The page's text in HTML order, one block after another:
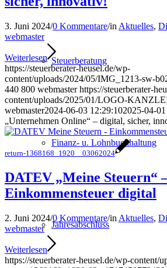
Steuerberatung
Finanz- u. Lohnbuchhaltung
Jahresabschluss
3. Juni 2024/0 Kommentare/in Aktuelles,
webmaster
Weiterlesen
https://steuerberater-heusel.de/wp-
content/uploads/2024/05/IMG_1213-sw-
440 800 webmaster https://steuerberater-
content/uploads/2025/01/LOGO-
webmaster2024-06-03 12:29:102025-04-
„Unternehmen Online“ – digital, sicher,
return-1368168_1920 _ 03062024
DATEV „Meine Steuern“
Einkommensteuer digital
2. Juni 2024/0 Kommentare/in Aktuelles,
webmaster
Weiterlesen
https://steuerberater-heusel.de/wp-content/